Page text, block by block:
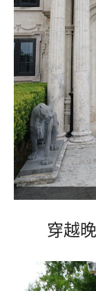
穿越